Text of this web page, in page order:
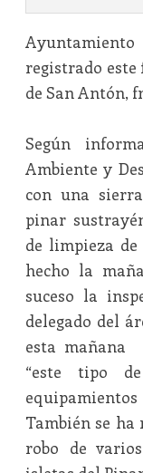
registrado este
de San Antón,
Según
Ambiente y
con una
pinar
de limpieza de
hecho la
suceso la
delegado del
esta mañana
“este tipo
También se ha
robo de